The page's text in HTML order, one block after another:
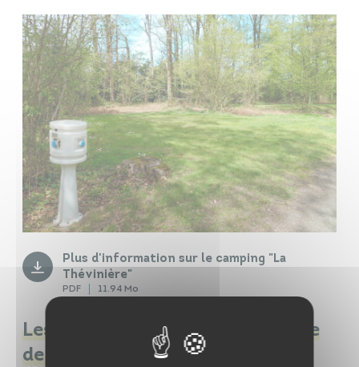
Plus d'information sur le camping "La
Thévinière"
PDF 11.94 Mo
Les hébergements dans la Vallée
de l’Èvre